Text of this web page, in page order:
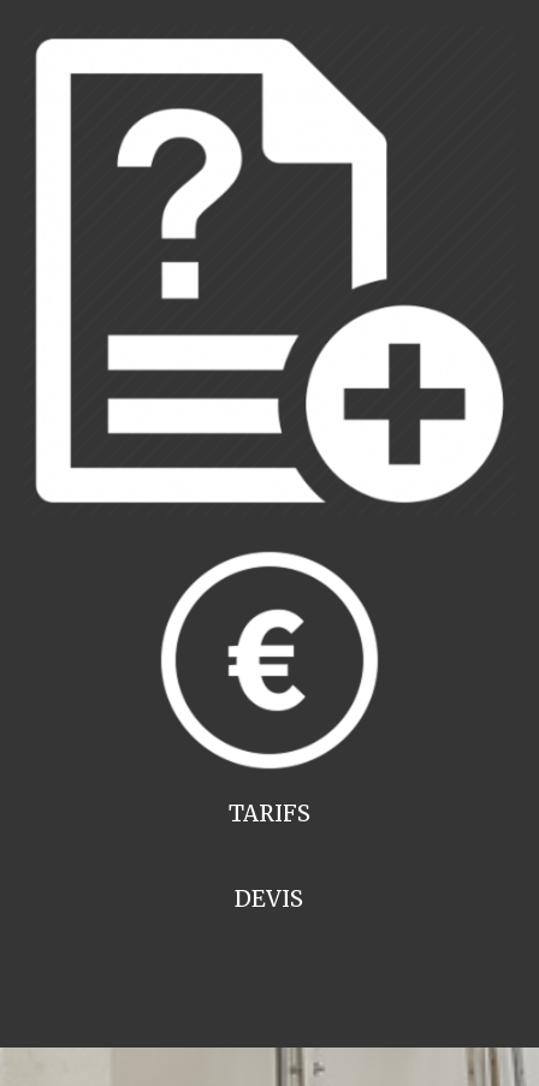
TARIFS
DEVIS